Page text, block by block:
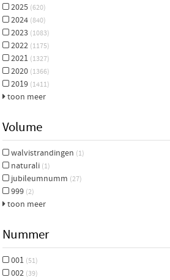
2025 (620)
2024 (840)
2023 (1083)
2022 (1175)
2021 (1327)
2020 (1366)
2019 (1411)
toon meer
Volume
walvistrandingen (1)
naturali (1)
jubileumnumm (27)
999 (2)
toon meer
Nummer
001 (51)
002 (39)